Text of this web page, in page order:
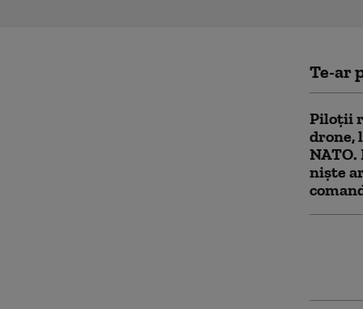
Te-ar
Piloții
drone,
NATO.
niște